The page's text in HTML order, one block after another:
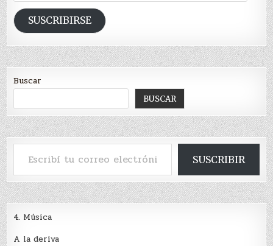
de
emailSUSCRIBIRSE
Buscar
BUSCAR
Escribí tu correo electrónico…
SUSCRIBIR
4. Música
A la deriva